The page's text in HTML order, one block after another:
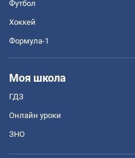
Футбол
Хоккей
Формула-1
Моя школа
ГДЗ
Онлайн уроки
ЗНО